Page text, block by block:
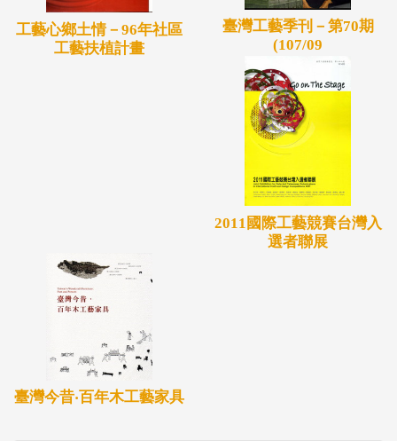
工藝心鄉土情－96年社區
工藝扶植計畫
臺灣工藝季刊－第70期
(107/09
2011國際工藝競賽台灣入
選者聯展
臺灣今昔‧百年木工藝家具